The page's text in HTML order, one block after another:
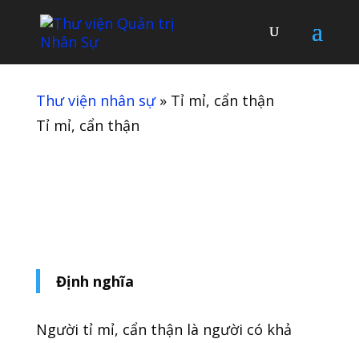
Thư viện nhân sự» Tỉ mỉ, cẩn thận
Tỉ mỉ, cẩn thận
Định nghĩa
Người tỉ mỉ, cẩn thận là người có khả